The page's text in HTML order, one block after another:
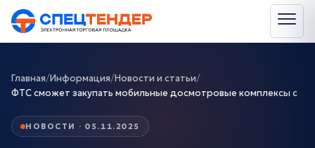
Главная/Информация/Новости и статьи/
ФТС сможет закупать мобильные досмотровые комплексы с
НОВОСТИ · 05.11.2025